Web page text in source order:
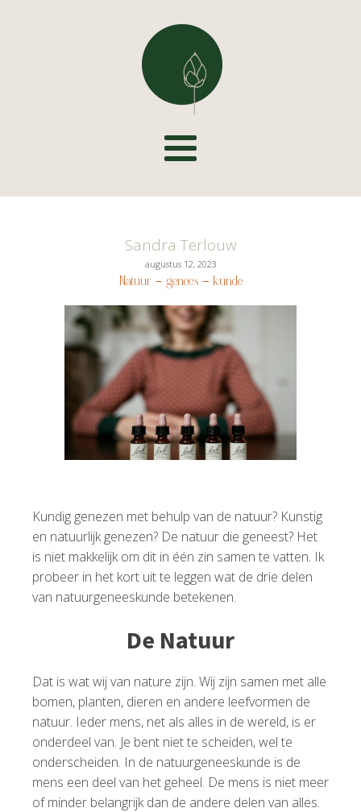
Sandra Terlouw
augustus 12, 2023
Natuur – genees – kunde
Kundig genezen met behulp van de natuur? Kunstig
en natuurlijk genezen? De natuur die geneest? Het
is niet makkelijk om dit in één zin samen te vatten. Ik
probeer in het kort uit te leggen wat de drie delen
van natuurgeneeskunde betekenen.
De Natuur
Dat is wat wij van nature zijn. Wij zijn samen met alle
bomen, planten, dieren en andere leefvormen de
natuur. Ieder mens, net als alles in de wereld, is er
onderdeel van. Je bent niet te scheiden, wel te
onderscheiden. In de natuurgeneeskunde is de
mens een deel van het geheel. De mens is niet meer
of minder belangrijk dan de andere delen van alles.